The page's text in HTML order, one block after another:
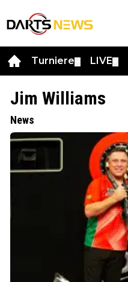
Turniere LIVE
Jim Williams
News